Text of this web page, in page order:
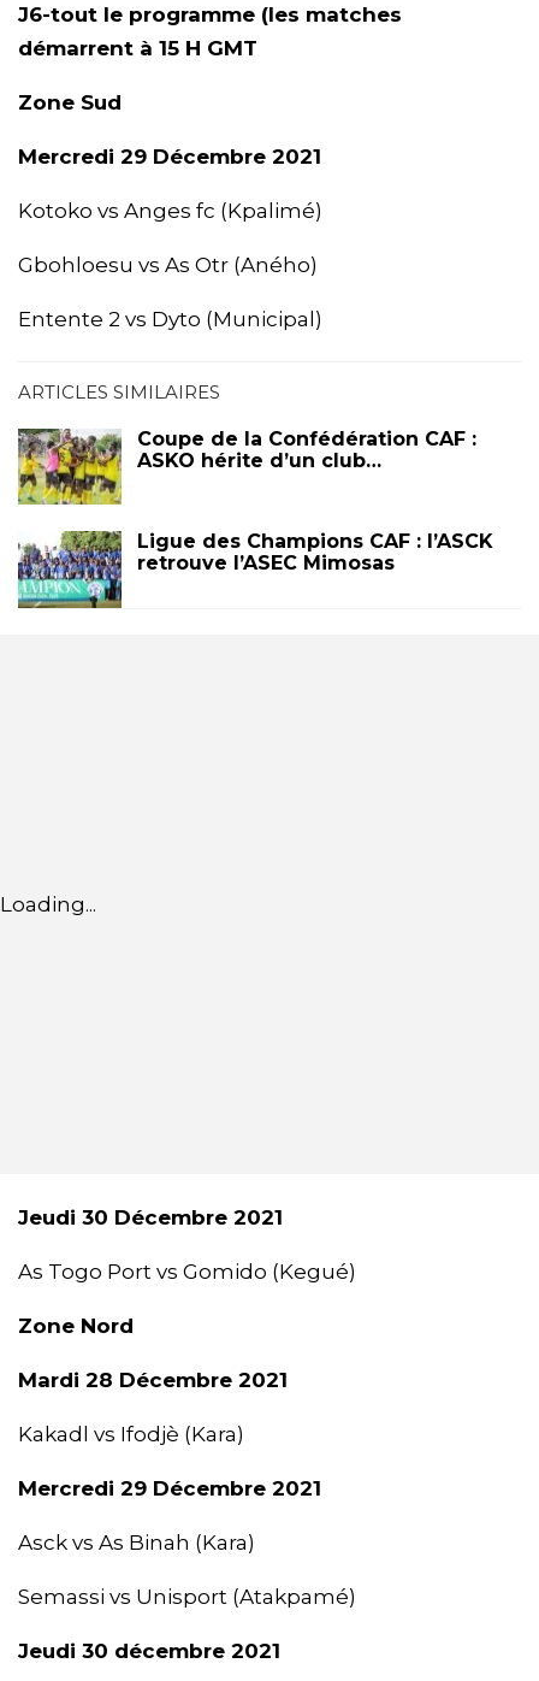
J6-tout le programme (les matches
démarrent à 15 H GMT
Zone Sud
Mercredi 29 Décembre 2021
Kotoko vs Anges fc (Kpalimé)
Gbohloesu vs As Otr (Aného)
Entente 2 vs Dyto (Municipal)
ARTICLES SIMILAIRES
Coupe de la Confédération CAF :
ASKO hérite d’un club…
Ligue des Champions CAF : l’ASCK
retrouve l’ASEC Mimosas
Loading...
Jeudi 30 Décembre 2021
As Togo Port vs Gomido (Kegué)
Zone Nord
Mardi 28 Décembre 2021
Kakadl vs Ifodjè (Kara)
Mercredi 29 Décembre 2021
Asck vs As Binah (Kara)
Semassi vs Unisport (Atakpamé)
Jeudi 30 décembre 2021